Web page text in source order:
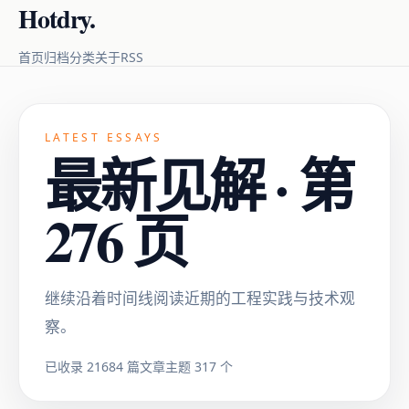
Hotdry.
首页归档分类关于RSS
LATEST ESSAYS
最新见解 · 第
276 页
继续沿着时间线阅读近期的工程实践与技术观
察。
已收录 21684 篇文章主题 317 个